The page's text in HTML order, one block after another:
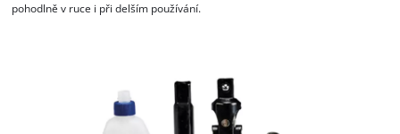
This content is not permitted to load due
to trackers that are not disclosed to the
visitor. The website owner needs to setup
pohodlně v ruce i při delším používání.